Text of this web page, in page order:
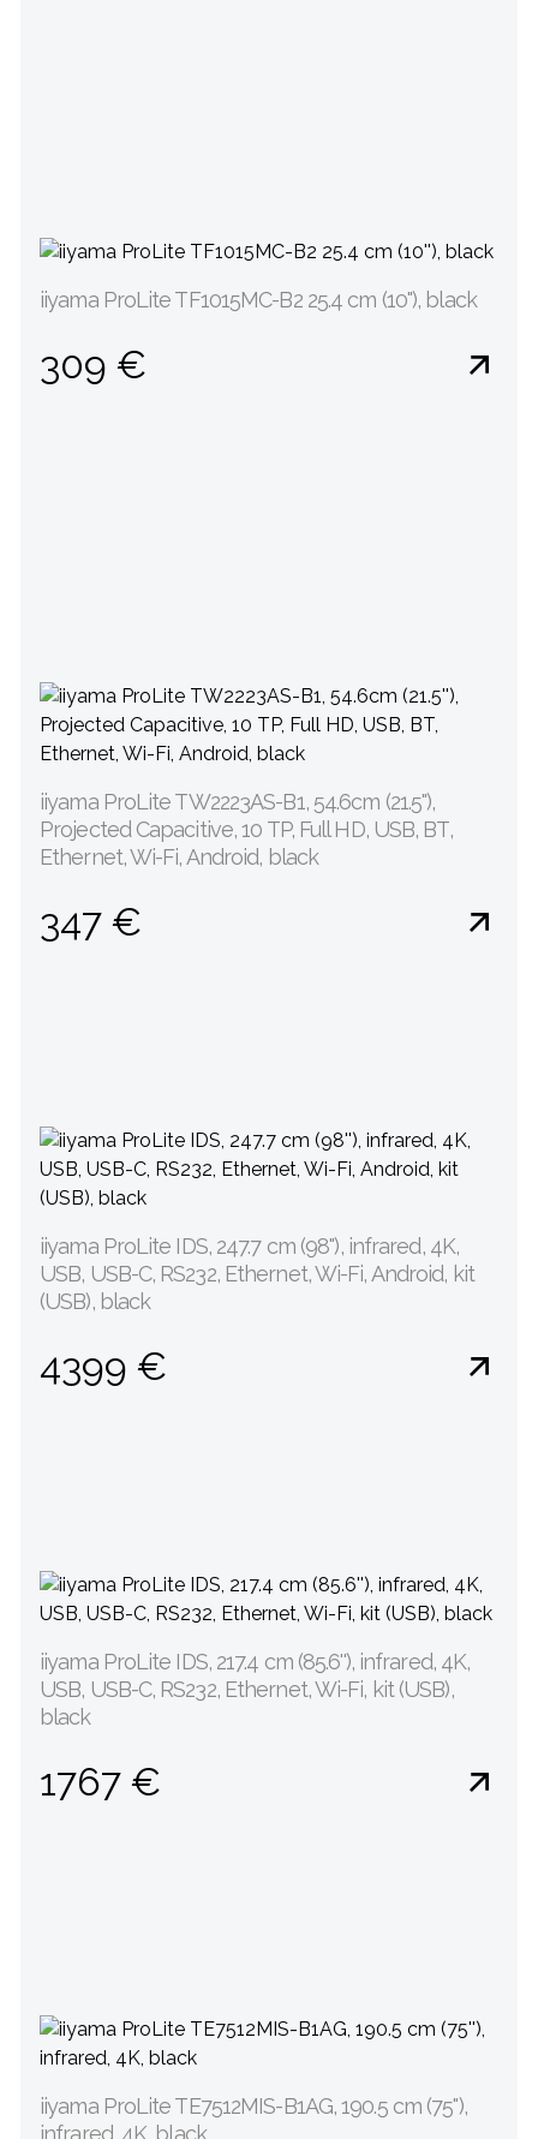
iiyama ProLite TF1015MC-B2 25.4 cm (10''), black
309 €
iiyama ProLite TW2223AS-B1, 54.6cm (21.5''),
Projected Capacitive, 10 TP, Full HD, USB, BT,
Ethernet, Wi-Fi, Android, black
347 €
iiyama ProLite IDS, 247.7 cm (98''), infrared, 4K,
USB, USB-C, RS232, Ethernet, Wi-Fi, Android, kit
(USB), black
4399 €
iiyama ProLite IDS, 217.4 cm (85.6''), infrared, 4K,
USB, USB-C, RS232, Ethernet, Wi-Fi, kit (USB),
black
1767 €
iiyama ProLite TE7512MIS-B1AG, 190.5 cm (75''),
infrared, 4K, black